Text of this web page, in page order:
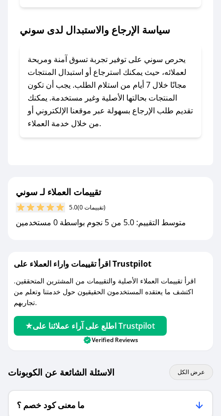
في حال عدم توفر كوبونات لمتجرك المفضل، يمكنك
أسرع وقت ممكن.
### كيف تحصل على كوبونات خصم حصرية من
سوني؟
للحصول على كوبونات وخصومات حصرية، قم بما
يلي:
- اضغط على أيقونة متابعة لمتجر سوني في تطبيق
صحصح.
مع صحصح، تسوق بذكاء ووفّر على كل مشترياتك مع
سياسة الإرجاع والاستبدال لدى سوني
يحرص سوني على توفير تجربة تسوق آمنة ومريحة
لعملائه، حيث يمكنك استرجاع أو استبدال المنتجات
مجانًا خلال 7 أيام من استلام الطلب. يجب أن تكون
المنتجات بحالتها الأصلية وغير مستخدمة. يمكنك
تقديم طلب الإرجاع بسهولة عبر موقعنا الإلكتروني أو
من خلال خدمة العملاء.
تقييمات العملاء لـ سوني
5.0 (0 تقييمات)
متوسط التقييم: 5.0 من 5 نجوم بواسطة 0 مستخدمين
اقرأ تقييمات واراء العملاء على Trustpilot
اقرأ تقييمات العملاء الأصلية والتقييمات من المشترين المتحققين.
اكتشف ما يعتقده المستخدمون الحقيقيون حول خدمتنا وتعلم من
تجاربهم.
اطلع على آراء عملائنا على Trustpilot
Verified Reviews
الاسئلة الشائعة عن الكوبونات عرض الكل
ما معنى كود خصم ؟